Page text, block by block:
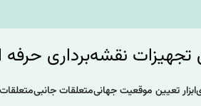
نقشه‌برداری حرفه
ابزار تعیین موقعیت جهانیمتعلقات جانبی